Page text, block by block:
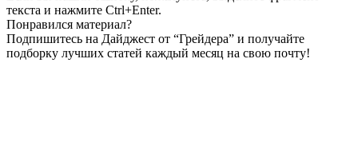
текста и нажмите Ctrl+Enter.
Понравился материал?
Подпишитесь на Дайджест от “Грейдера” и получайте
подборку лучших статей каждый месяц на свою почту!